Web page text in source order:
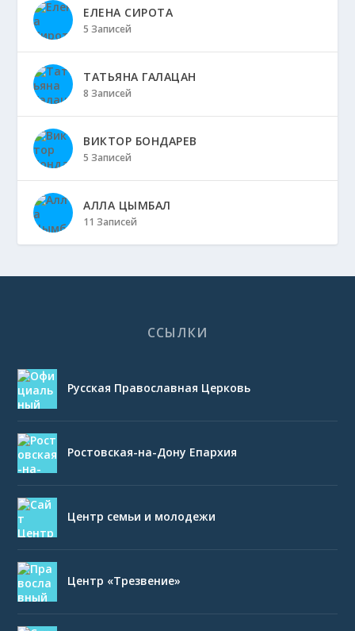
ЕЛЕНА СИРОТА
5 Записей
ТАТЬЯНА ГАЛАЦАН
8 Записей
ВИКТОР БОНДАРЕВ
5 Записей
АЛЛА ЦЫМБАЛ
11 Записей
ССЫЛКИ
Русская Православная Церковь
Ростовская-на-Дону Епархия
Центр семьи и молодежи
Центр «Трезвение»